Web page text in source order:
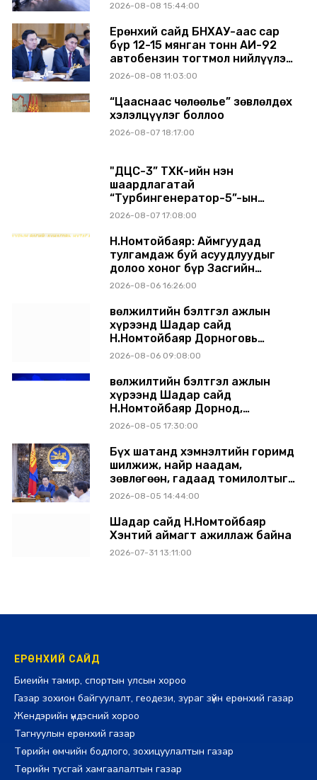
2026-08-08 15:44:00
Ерөнхий сайд БНХАУ-аас сар
бүр 12-15 мянган тонн АИ-92
автобензин тогтмол нийлүүлэх
хүсэлт тавилаа
2026-08-08 11:03:00
“Цааснаас чөлөөлье” зөвлөлдөх
хэлэлцүүлэг боллоо
2026-08-07 18:17:00
"ДЦС-3” ТӨХК-ийн нэн
шаардлагатай
“Турбингенератор-5”-ын
шинэчлэлийн төсвийг
2026-08-07 17:08:00
Н.Номтойбаяр: Аймгуудад
тулгамдаж буй асуудлуудыг
долоо хоног бүр Засгийн
газрын хуралдаанд
2026-08-06 16:26:00
Өвөлжилтийн бэлтгэл ажлын
хүрээнд Шадар сайд
Н.Номтойбаяр Дорноговь
аймагт ажиллав
2026-08-06 09:08:00
Өвөлжилтийн бэлтгэл ажлын
хүрээнд Шадар сайд
Н.Номтойбаяр Дорнод,
Сүхбаатар аймагт ажиллав
2026-08-05 17:30:00
Бүх шатанд хэмнэлтийн горимд
шилжиж, найр наадам,
зөвлөгөөн, гадаад томилолтыг
хориглолоо
2026-08-05 14:44:00
Шадар сайд Н.Номтойбаяр
Хэнтий аймагт ажиллаж байна
2026-07-31 13:11:00
ЕРӨНХИЙ САЙД
Биеийн тамир, спортын улсын хороо
Газар зохион байгуулалт, геодези, зураг зүйн ерөнхий газар
Жендэрийн үндэсний хороо
Тагнуулын ерөнхий газар
Төрийн өмчийн бодлого, зохицуулалтын газар
Төрийн тусгай хамгаалалтын газар